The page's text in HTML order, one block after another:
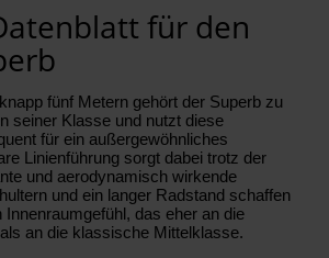
für den
fünf Metern gehört der Superb zu
seiner Klasse und nutzt diese
für ein außergewöhnliches
Linienführung sorgt dabei trotz der
und aerodynamisch wirkende
und ein langer Radstand schaffen
Innenraumgefühl, das eher an die
an die klassische Mittelklasse.